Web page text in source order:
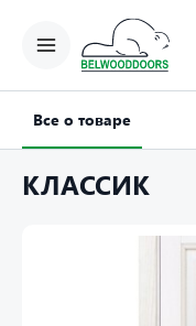
Все о товаре
КЛАССИК